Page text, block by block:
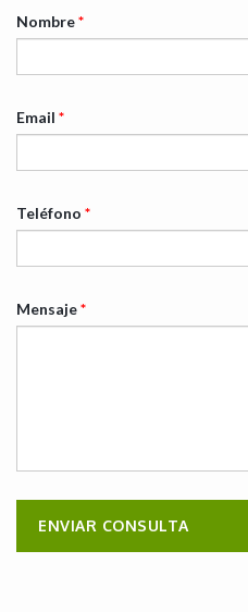
Nombre*
Email *
Teléfono *
Mensaje*